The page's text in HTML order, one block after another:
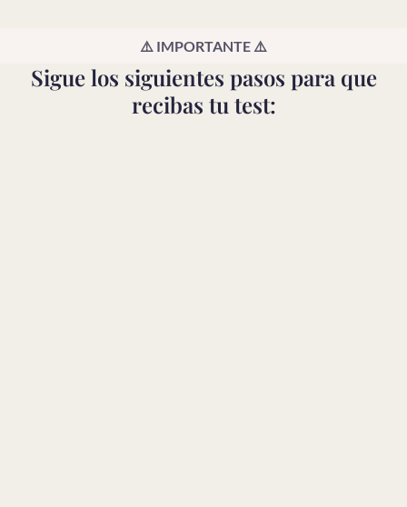
⚠️ IMPORTANTE ⚠️
Sigue los siguientes pasos para que
recibas tu test: